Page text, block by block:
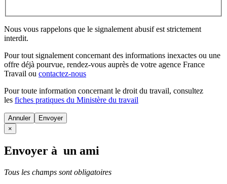
Nous vous rappelons que le signalement abusif est strictement
interdit.
Pour tout signalement concernant des informations inexactes ou une
offre déjà pourvue, rendez-vous auprès de votre agence France
Travail ou contactez-nous
Pour toute information concernant le droit du travail, consultez
les fiches pratiques du Ministère du travail
Annuler
×
Envoyer à un ami
Tous les champs sont obligatoires